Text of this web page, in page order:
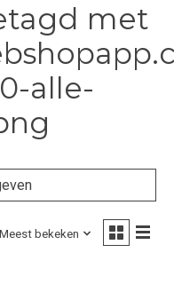
met
alle-
Meest bekeken